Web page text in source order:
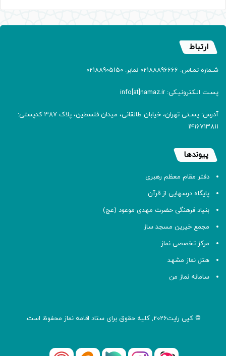
ارتباط
شـماره تمـاس: 02188896666 نمابر: 02188905150
پسـت الـکترونیـکی: info[at]namaz.ir
آدرس: پسـتی تهران، خیابان طالقانی، میدان فلسطین، پلاک 387 کدپستی:
۱۴۱۶۷۱۳۸۱۱
پیوندها
دفتر مقام معظم رهبری
پایگاه درسهایی از قرآن
بنیاد فرهنگی حضرت مهدی موعود (عج)
مجمع خیرین مسجد ساز
مرکز تخصصی نماز
هتل نماز مشهد
سامانه نماز من
© کپی رایت2026, کلیه حقوق برای ستاد اقامه نماز محفوظ است.